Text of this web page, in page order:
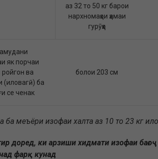
аз 32 то 50 кг барои
нархномаҳои ҳамаи
гурӯҳҳо
як порчаи
ройгон ва
(иловагӣ) ба
се ченак
болои 203 см
ба меъёри изофаи халта аз 10 то 23 кг
доред, ки арзиши хидмати изофаи
фарқ кунад